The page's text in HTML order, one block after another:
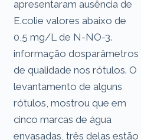
apresentaram ausência de
E.colie valores abaixo de
0,5 mg/L de N-NO-3.
informação dosparâmetros
de qualidade nos rótulos. O
levantamento de alguns
rótulos, mostrou que em
cinco marcas de água
envasadas, três delas estão